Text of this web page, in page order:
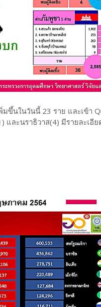
ขึ้นในวันนี้ 23 ราย และเข้า
และนราธิวาส(4) มีรายละเอี